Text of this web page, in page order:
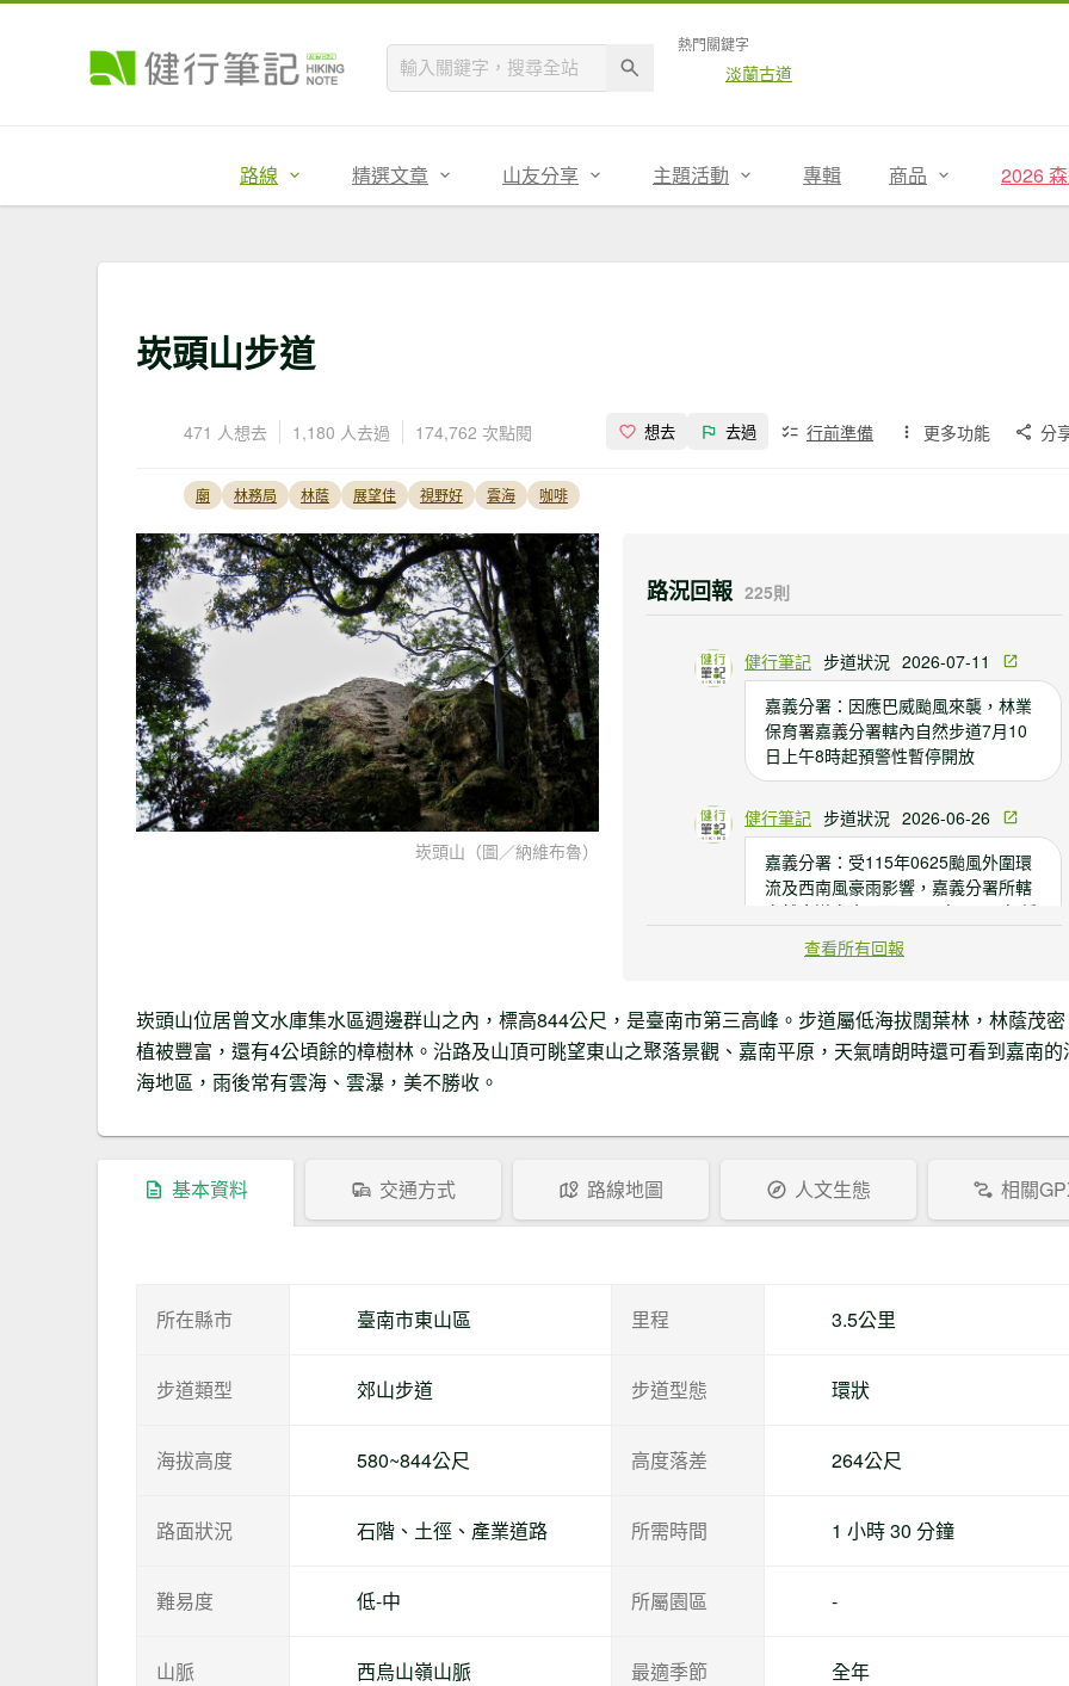
熱門關鍵字
淡蘭古道
路線 精選文章 山友分享 主題活動 專輯 商品 2026
崁頭山步道
471 人想去 1,180 人去過 174,762 次點閱 想去 去過 行前準備 更多功能 分
廟 林務局 林蔭 展望佳 視野好 雲海 咖啡
崁頭山（圖／納維布魯）
路況回報 225則
健行筆記 步道狀況 2026-07-11
嘉義分署：因應巴威颱風來襲，林業
保育署嘉義分署轄內自然步道7月10
日上午8時起預警性暫停開放
健行筆記 步道狀況 2026-06-26
嘉義分署：受115年0625颱風外圍環
流及西南風豪雨影響，嘉義分署所轄
自然步道自今6月25日下午14:00起暫
停開放
Wen
況
21
到了孚佑宮後方的登山口，看到相關
路段有崩塌及設施損毀，暫時封閉，
朋友們多加留意，避免不得其門而
入。
查看所有回報
崁頭山位居曾文水庫集水區週邊群山之內，標高844公尺，是臺南市第三高峰。步道屬低海拔闊葉林，林蔭茂
植被豐富，還有4公頃餘的樟樹林。沿路及山頂可眺望東山之聚落景觀、嘉南平原，天氣晴朗時還可看到嘉南的
海地區，雨後常有雲海、雲瀑，美不勝收。
基本資料 交通方式 路線地圖 人文生態 相關
所在縣市 臺南市東山區 里程 3.5公里
步道類型 郊山步道 步道型態 環狀
海拔高度 580~844公尺 高度落差 264公尺
路面狀況 石階、土徑、產業道路 所需時間 1 小時 30 分鐘
難易度 低-中 所屬園區 -
山脈 西烏山嶺山脈 最適季節 全年